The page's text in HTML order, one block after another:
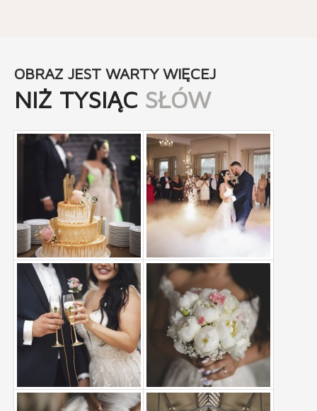
OBRAZ JEST WARTY WIĘCEJ
NIŻ TYSIĄC SŁÓW